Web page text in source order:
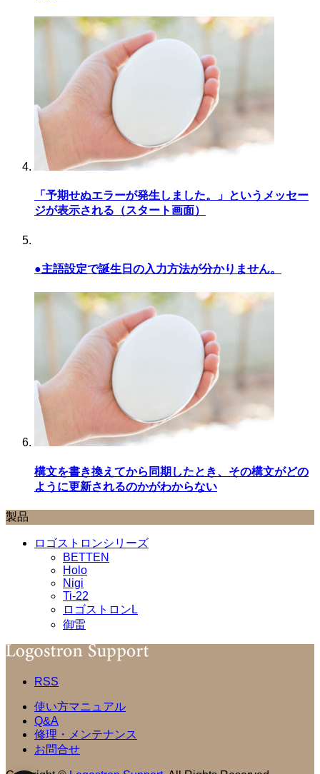
「予期せぬエラーが発生しました。」というメッセー
ジが表示される（スタート画面）
●主語設定で誕生日の入力方法が分かりません。
構文を書き換えてから同期したとき、その構文がどの
ように更新されるのかがわからない
製品
ロゴストロンシリーズ
BETTEN
Holo
Nigi
Ti-22
ロゴストロンL
御雷
RSS
使い方マニュアル
Q&A
修理・メンテナンス
お問合せ